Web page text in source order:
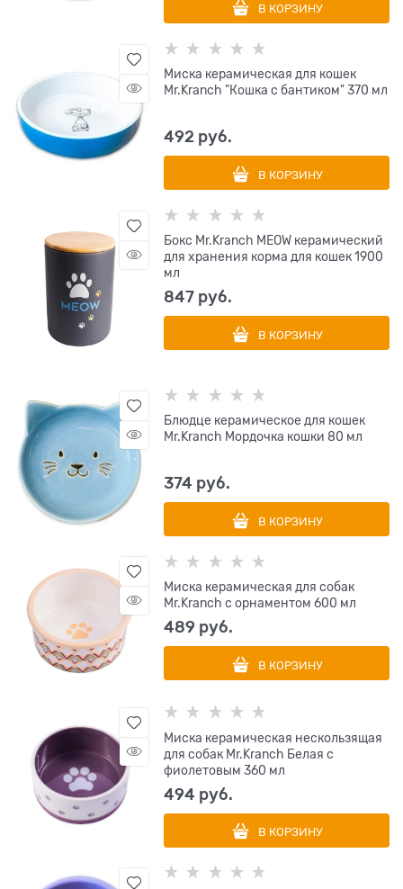
В КОРЗИНУ
Миска керамическая для кошек
Mr.Kranch "Кошка с бантиком" 370 мл
492 руб.
В КОРЗИНУ
Бокс Mr.Kranch MEOW керамический
для хранения корма для кошек 1900
мл
847 руб.
В КОРЗИНУ
Блюдце керамическое для кошек
Mr.Kranch Мордочка кошки 80 мл
374 руб.
В КОРЗИНУ
Миска керамическая для собак
Mr.Kranch с орнаментом 600 мл
489 руб.
В КОРЗИНУ
Миска керамическая нескользящая
для собак Mr.Kranch Белая с
фиолетовым 360 мл
494 руб.
В КОРЗИНУ